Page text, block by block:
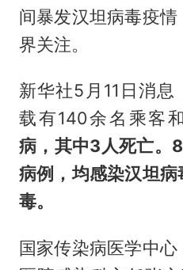
间暴发汉坦病毒疫
界关注。
新华社5月11日消息
载有140余名乘客
病，其中3人死亡。
病例，均感染汉坦
毒。
国家传染病医学中